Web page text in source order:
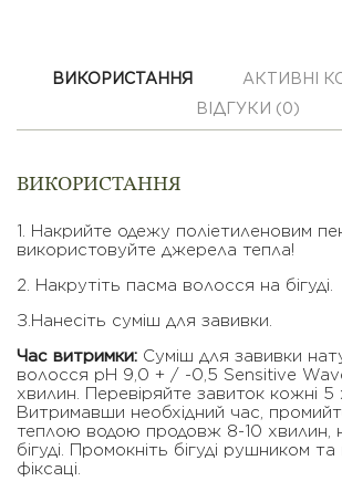
ВИКОРИСТАННЯ
ВІДГУКИ (0)
ВИКОРИСТАННЯ
1. Накрийте одежу полiетиленовим
використовуйте джерела тепла!
2. Накрутiть пасма волосся на бiгудi.
З.Нанесiть сумiш для завивки.
Час витримки: Сумiш для завивки
волосся рН 9,0 + / -0,5 Sensitive
хвилин. Перевiряйте завиток кожнi 5
Витримавши необхiдний час,
теплою водою продовж 8-10 хвилин,
бiгудi. Промокнiть бiгудi рушником та